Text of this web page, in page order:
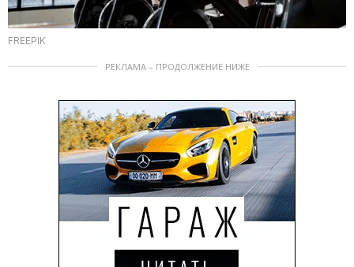
FREEPIK
РЕКЛАМА – ПРОДОЛЖЕНИЕ НИЖЕ